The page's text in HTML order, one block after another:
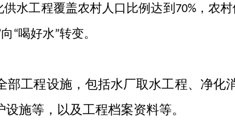
供水工程覆盖农村人口比例达到 70%，农
向 “喝好水”转变。
部工程设施，包括水厂取水工程、净化
施等，以及工程档案资料等。